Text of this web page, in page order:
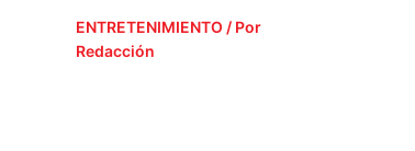
ENTRETENIMIENTO / Por
Redacción